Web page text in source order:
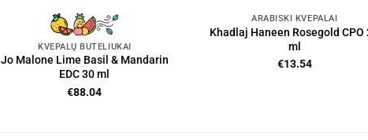
KVEPALŲ BUTELIUKAI
Jo Malone Lime Basil & Mandarin
EDC 30 ml
€88.04
ARABIŠKI KVEPALAI
Khadlaj Haneen Rosegold CPO
ml
€13.54